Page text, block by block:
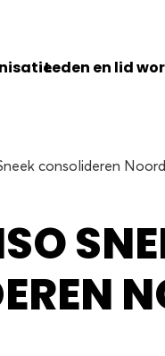
Leden en lid
consolideren